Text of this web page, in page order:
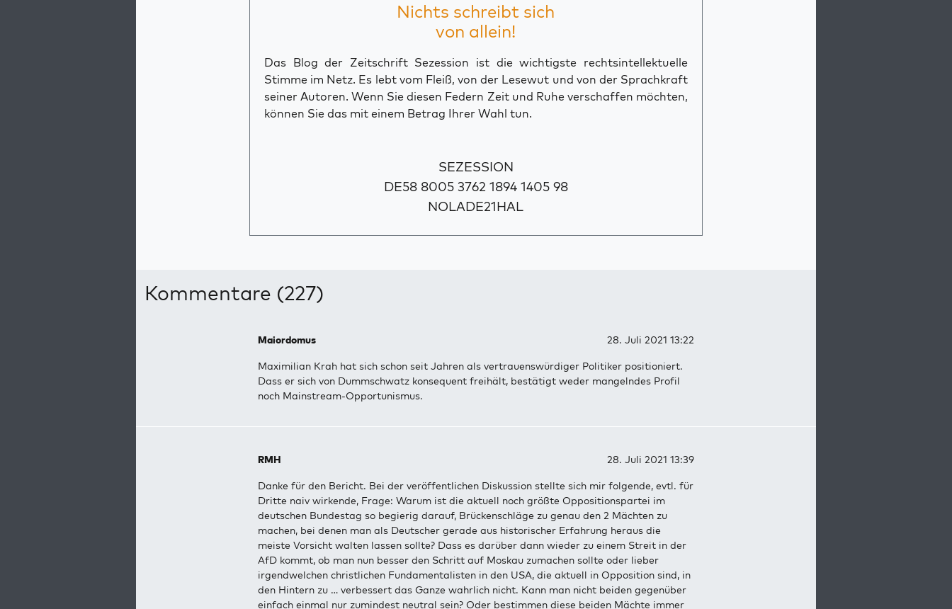
Nichts schreibt sich
von allein!
Das Blog der Zeitschrift Sezession ist die wichtigste rechtsintellektuelle
Stimme im Netz. Es lebt vom Fleiß, von der Lesewut und von der Sprachkraft
seiner Autoren. Wenn Sie diesen Federn Zeit und Ruhe verschaffen möchten,
können Sie das mit einem Betrag Ihrer Wahl tun.
SEZESSION
DE58 8005 3762 1894 1405 98
NOLADE21HAL
Kommentare (227)
Maiordomus 28. Juli 2021 13:22
Maximilian Krah hat sich schon seit Jahren als vertrauenswürdiger Politiker positioniert.
Dass er sich von Dummschwatz konsequent freihält, bestätigt weder mangelndes Profil
noch Mainstream-Opportunismus.
RMH 28. Juli 2021 13:39
Danke für den Bericht. Bei der veröffentlichen Diskussion stellte sich mir folgende, evtl. für
Dritte naiv wirkende, Frage: Warum ist die aktuell noch größte Oppositionspartei im
deutschen Bundestag so begierig darauf, Brückenschläge zu genau den 2 Mächten zu
machen, bei denen man als Deutscher gerade aus historischer Erfahrung heraus die
meiste Vorsicht walten lassen sollte? Dass es darüber dann wieder zu einem Streit in der
AfD kommt, ob man nun besser den Schritt auf Moskau zumachen sollte oder lieber
irgendwelchen christlichen Fundamentalisten in den USA, die aktuell in Opposition sind, in
den Hintern zu … verbessert das Ganze wahrlich nicht. Kann man nicht beiden gegenüber
einfach einmal nur zumindest neutral sein? Oder bestimmen diese beiden Mächte immer